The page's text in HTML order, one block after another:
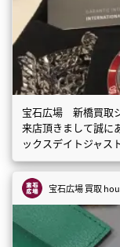
宝石広場 新橋買取
来店頂きまして誠
ックスデイトジャ
宝石広場 買取